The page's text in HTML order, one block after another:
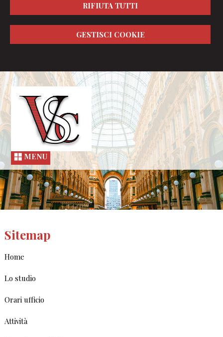
RIFIUTA TUTTI
GESTISCI COOKIE
MENU
Sitemap
Home
Lo studio
Orari ufficio
Attività